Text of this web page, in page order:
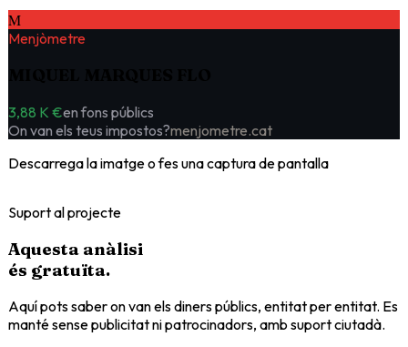
M
Menjòmetre
3,88 K €en fons públics
On van els teus impostos?menjometre.cat
Descarrega la imatge o fes una captura de pantalla
Suport al projecte
Aquesta anàlisi
és gratuïta.
Aquí pots saber on van els diners públics, entitat per entitat. Es
manté sense publicitat ni patrocinadors, amb suport ciutadà.